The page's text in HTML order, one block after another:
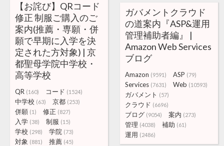
【お詫び】QRコード
修正 制服ご購入のご
案内(推薦・専願・併
願で早期に入学を決
定された方対象) | 京
都聖母学院中学校・
高等学校
QR (160) コード (1524)
中学校 (63) 京都 (253)
併願 (1) 修正 (827)
入学 (38) 制服 (15)
学校 (298) 学院 (73)
対象 (881) 推薦 (45)
ガバメントクラウド
の道案内『ASP&運用
管理補助者編』 |
Amazon Web Services
ブログ
Amazon (9591) ASP (79)
Services (7631) Web (10593)
ガバメント (57)
クラウド (6696)
ブログ (9054) 案内 (273)
管理 (4038) 補助 (61)
運用 (2486)